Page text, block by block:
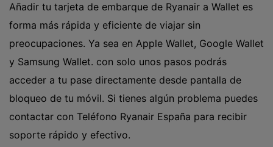
Añadir tu tarjeta de embarque de Ryanair a Wallet es
forma más rápida y eficiente de viajar sin
preocupaciones. Ya sea en Apple Wallet, Google Wallet
y Samsung Wallet. con solo unos pasos podrás
acceder a tu pase directamente desde pantalla de
bloqueo de tu móvil. Si tienes algún problema puedes
contactar con Teléfono Ryanair España para recibir
soporte rápido y efectivo.